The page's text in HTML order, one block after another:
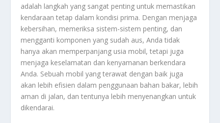
adalah langkah yang sangat penting untuk memastikan
kendaraan tetap dalam kondisi prima. Dengan menjaga
kebersihan, memeriksa sistem-sistem penting, dan
mengganti komponen yang sudah aus, Anda tidak
hanya akan memperpanjang usia mobil, tetapi juga
menjaga keselamatan dan kenyamanan berkendara
Anda. Sebuah mobil yang terawat dengan baik juga
akan lebih efisien dalam penggunaan bahan bakar, lebih
aman di jalan, dan tentunya lebih menyenangkan untuk
dikendarai.